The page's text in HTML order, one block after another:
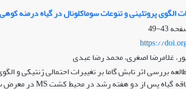
الگوی پروتئینی و تنوعات سوماکلونال در گیاه درمنه کوهی
43-49
https://
غلامرضا اصغری، محمد رضا عبدی
بررسی اثر تابش گاما بر تغییرات احتمالی ژنتیکی و